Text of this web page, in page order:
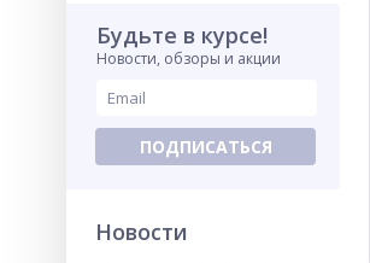
Будьте в курсе!
Новости, обзоры и акции
ПОДПИСАТЬСЯ
Новости